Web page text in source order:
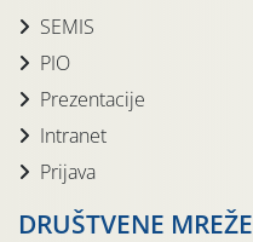
SEMIS
PIO
Prezentacije
Intranet
Prijava
DRUŠTVENE MREŽE